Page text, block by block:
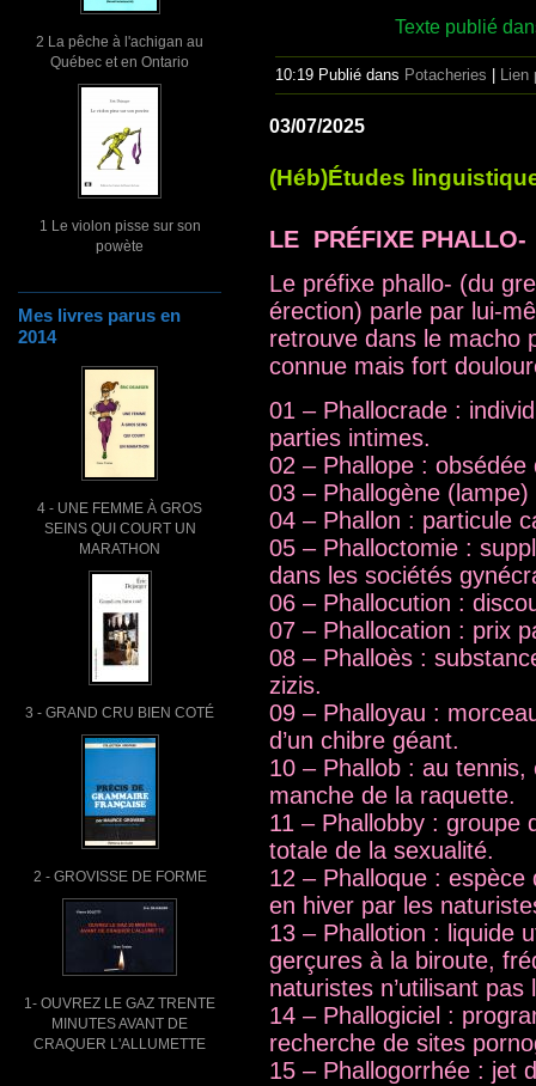
2 La pêche à l'achigan au
Québec et en Ontario
1 Le violon pisse sur son
powète
Mes livres parus en
2014
4 - UNE FEMME À GROS
SEINS QUI COURT UN
MARATHON
3 - GRAND CRU BIEN COTÉ
2 - GROVISSE DE FORME
1- OUVREZ LE GAZ TRENTE
MINUTES AVANT DE
CRAQUER L'ALLUMETTE
Texte publié
10:19 Publié dans Potacheries Lien
03/07/2025
(Héb)Études
LE PRÉFIXE PHALLO-
Le préfixe phallo- (du
érection) parle par lui-
retrouve dans le macho
connue mais fort
01 – Phallocrade :
parties intimes.
02 – Phallope : obsédée
03 – Phallogène
04 – Phallon : particule
05 – Phalloctomie :
dans les sociétés
06 – Phallocution :
07 – Phallocation : prix
08 – Phalloès :
zizis.
09 – Phalloyau :
d’un chibre géant.
10 – Phallob : au
manche de la raquette.
11 – Phallobby : groupe
totale de la sexualité.
12 – Phalloque :
en hiver par les
13 – Phallotion : liquide
gerçures à la biroute,
naturistes n’utilisant pas
14 – Phallogiciel :
recherche de sites
15 – Phallogorrhée : jet